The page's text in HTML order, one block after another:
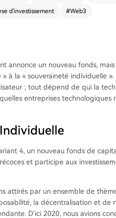
d'investissement #Web3
annonce un nouveau fonds,
à la « souveraineté individuelle
; tout dépend de qui la
entreprises
4, un nouveau fonds de
et participe aux
attirés par un ensemble de
la décentralisation et de
D'ici 2020, nous avions